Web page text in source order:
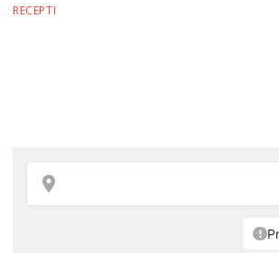
RECEPTI